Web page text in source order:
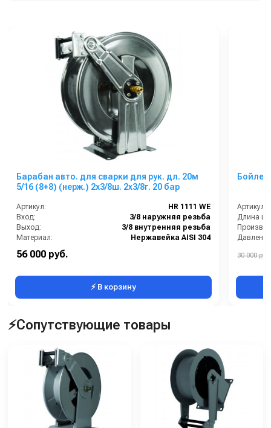
Барабан авто. для сварки для рук. дл. 20м
5/16 (8+8) (нерж.) 2x3/8ш. 2x3/8г. 20 бар
Артикул:
HR 1111 WE
Вход:
3/8 наружняя резьба
Выход:
3/8 внутренняя резьба
Материал:
Нержавейка AISI 304
Вес, кг:
56 000 руб.
⚡ В корзину
Бойлер
Артикул:
Длина
30 000 руб.
⚡Сопутствующие товары